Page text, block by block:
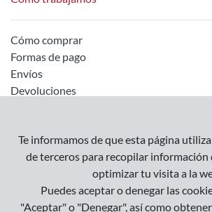
Cómo comprar
Formas de pago
Envíos
Devoluciones
Información legal
Condiciones Generales
Política de Privacidad
Te informamos de que esta página
de terceros para recopilar información
optimizar tu visita a la
Puedes aceptar o denegar las
"Aceptar" o "Denegar", así como